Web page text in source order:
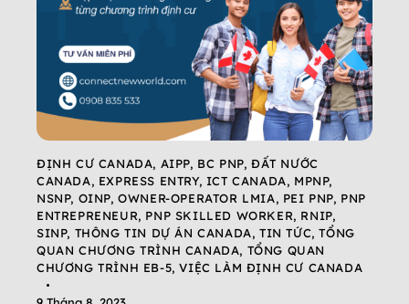
ĐỊNH CƯ CANADA, AIPP, BC PNP,ĐẤT NƯỚC
CANADA, EXPRESS ENTRY, ICT CANADA, MPNP,
NSNP, OINP,OWNER-OPERATOR LMIA, PEI PNP, PNP
ENTREPRENEUR, PNP SKILLED WORKER, RNIP,
SINP, THÔNG TIN DỰ ÁN CANADA,TIN TỨC,TỔNG
QUAN CHƯƠNG TRÌNH CANADA, TỔNG QUAN
CHƯƠNG TRÌNH EB-5,VIỆC LÀM ĐỊNH CƯ CANADA